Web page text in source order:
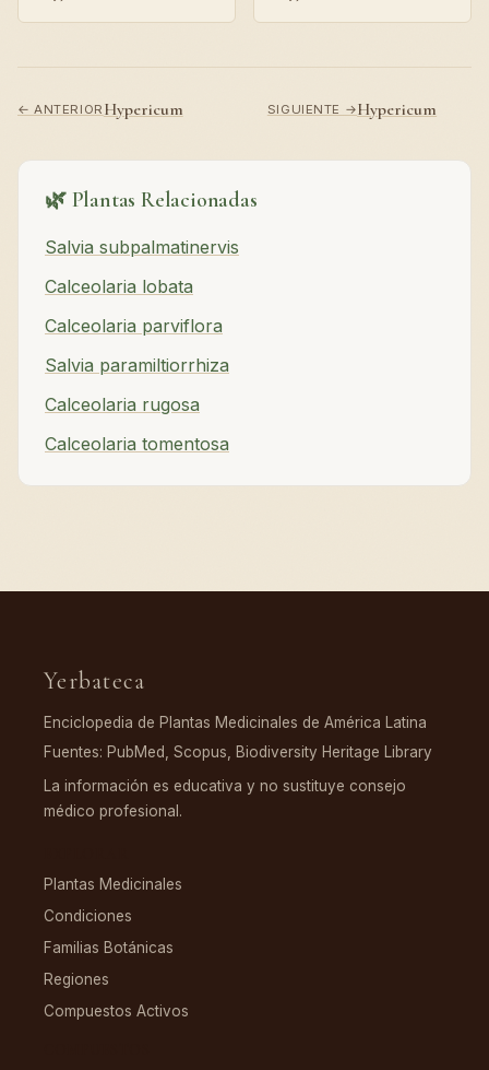
← ANTERIORHypericum SIGUIENTE →Hypericum
🌿 Plantas Relacionadas
Salvia subpalmatinervis
Calceolaria lobata
Calceolaria parviflora
Salvia paramiltiorrhiza
Calceolaria rugosa
Calceolaria tomentosa
Yerbateca
Enciclopedia de Plantas Medicinales de América Latina
Fuentes: PubMed, Scopus, Biodiversity Heritage Library
La información es educativa y no sustituye consejo
médico profesional.
Plantas Medicinales
Condiciones
Familias Botánicas
Regiones
Compuestos Activos